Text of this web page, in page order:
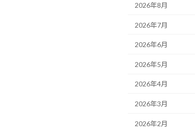
2026年8月
2026年7月
2026年6月
2026年5月
2026年4月
2026年3月
2026年2月